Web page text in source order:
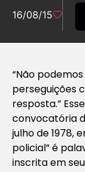
16/08/15
“Não
perseguições
resposta.”
convocatória
julho de 1978,
policial” é
inscrita em